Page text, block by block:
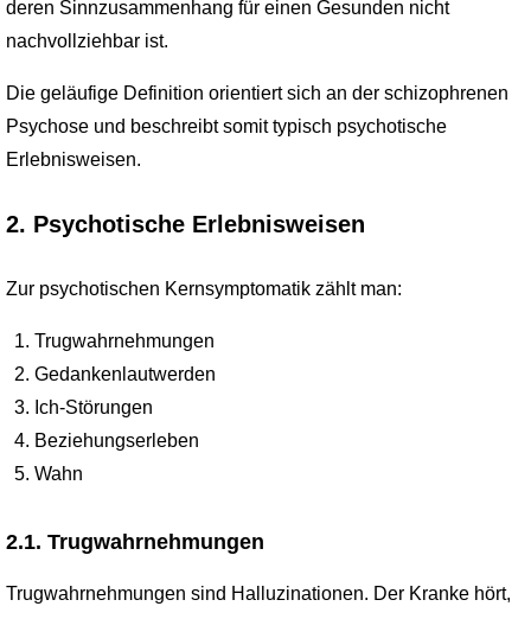
deren Sinnzusammenhang für einen Gesunden nicht
nachvollziehbar ist.
Die geläufige Definition orientiert sich an der schizophrenen
Psychose und beschreibt somit typisch psychotische
Erlebnisweisen.
2. Psychotische Erlebnisweisen
Zur psychotischen Kernsymptomatik zählt man:
Trugwahrnehmungen
Gedankenlautwerden
Ich-Störungen
Beziehungserleben
Wahn
2.1. Trugwahrnehmungen
Trugwahrnehmungen sind Halluzinationen. Der Kranke hört,